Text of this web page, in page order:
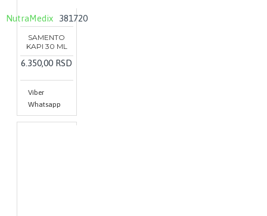
NutraMedix 381720
SAMENTO
KAPI 30 ML
6.350,00 RSD
Viber
Whatsapp